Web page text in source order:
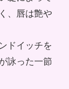
、唇は艶や
ドイッチを
詠った一節